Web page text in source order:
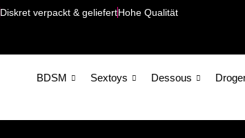
Diskret verpackt & geliefertHohe Qualität
BDSM Sextoys Dessous